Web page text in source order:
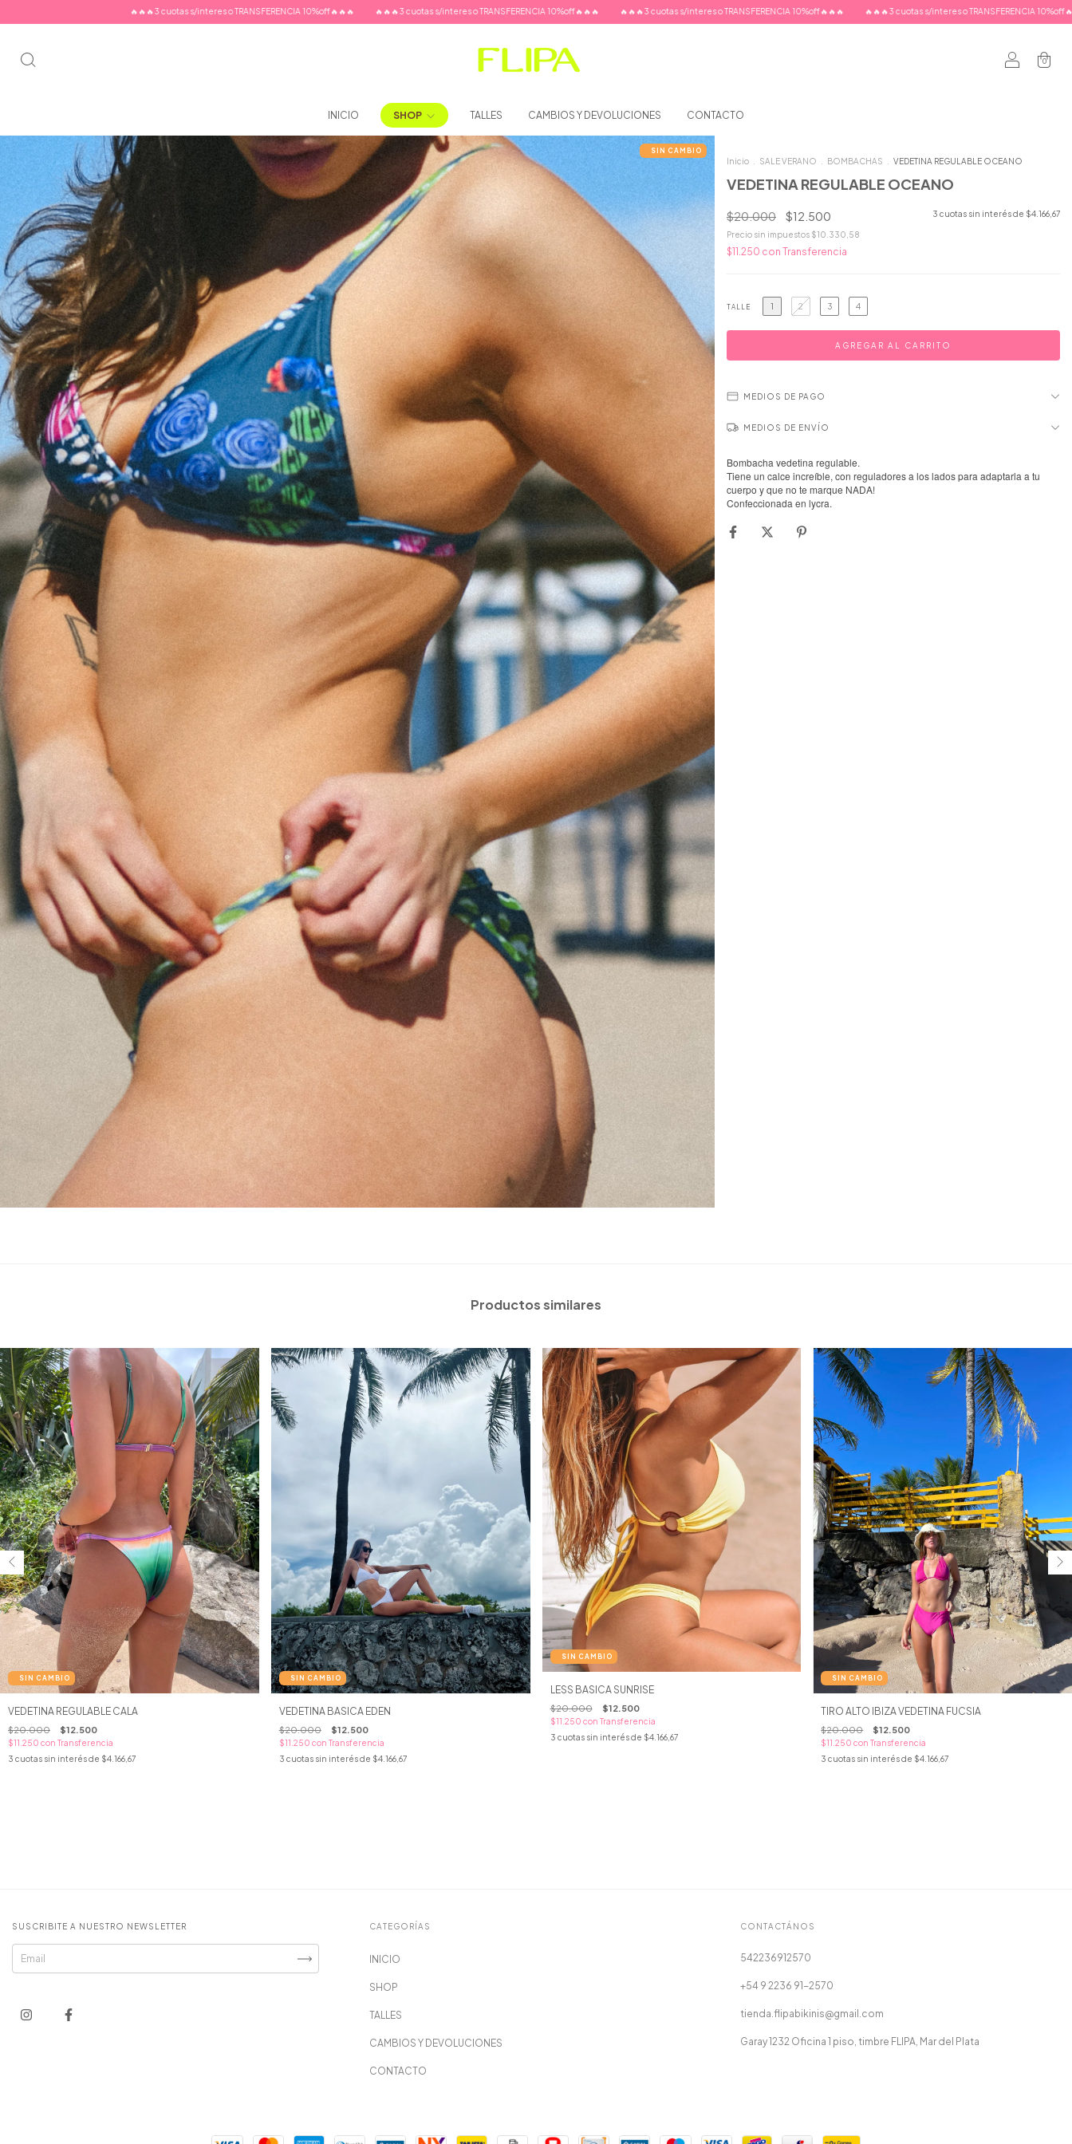
🔥🔥🔥3 cuotas s/interes o TRANSFERENCIA 10%off🔥🔥🔥 🔥🔥🔥3 cuotas s/interes o TRANSFERENCIA 10%off🔥🔥🔥 🔥🔥🔥3 cuotas s/interes o TRANSFERENCIA 10%off🔥🔥🔥 🔥🔥🔥3 cuotas s/interes o TRANSFERENCIA 10%off🔥🔥🔥 🔥🔥🔥3 cuotas s/
0
INICIO SHOP TALLES CAMBIOS Y DEVOLUCIONES CONTACTO
Inicio SALE VERANO BOMBACHAS VEDETINA REGULABLE OCEANO
VEDETINA REGULABLE OCEANO
$20.000 $12.500 3 cuotas sin interés de $4.166,67
Precio sin impuestos $10.330,58
$11.250 con Transferencia
TALLE 1 2 3 4
MEDIOS DE PAGO
MEDIOS DE ENVÍO
Bombacha vedetina regulable.
Tiene un calce increíble, con reguladores a los lados para adaptarla a tu
cuerpo y que no te marque NADA!
Confeccionada en lycra.
Productos similares
VEDETINA REGULABLE CALA
$20.000 $12.500
$11.250 con Transferencia
3 cuotas sin interés de $4.166,67
VEDETINA BASICA EDEN
$20.000 $12.500
$11.250 con Transferencia
3 cuotas sin interés de $4.166,67
LESS BASICA SUNRISE
$20.000 $12.500
$11.250 con Transferencia
3 cuotas sin interés de $4.166,67
TIRO ALTO IBIZA VEDETINA FUCSIA
$20.000 $12.500
$11.250con Transferencia
3 cuotas sin interés de $4.166,67
SUSCRIBITE A NUESTRO NEWSLETTER CATEGORÍAS
INICIO
SHOP
TALLES
CAMBIOS Y DEVOLUCIONES
CONTACTO
CONTACTÁNOS
542236912570
+54 9 2236 91-2570
tienda.flipabikinis@gmail.com
Garay 1232 Oficina 1 piso, timbre FLIPA, Mar del Plata